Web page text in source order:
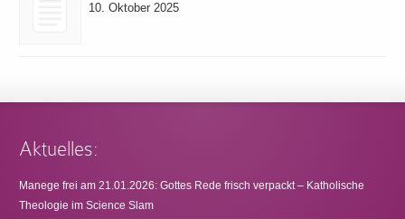
10. Oktober 2025
Aktuelles:
Manege frei am 21.01.2026: Gottes Rede frisch verpackt – Katholische
Theologie im Science Slam